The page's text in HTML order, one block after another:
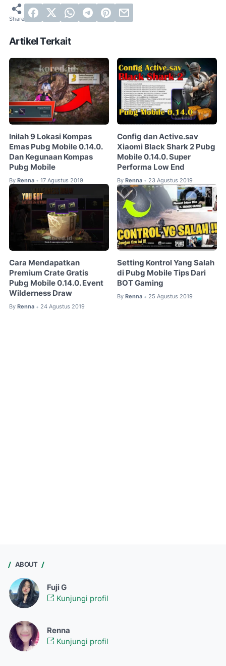
Artikel Terkait
Inilah 9 Lokasi Kompas
Emas Pubg Mobile 0.14.0.
Dan Kegunaan Kompas
Pubg Mobile
By Renna • 17 Agustus 2019
Config dan Active.sav
Xiaomi Black Shark 2 Pubg
Mobile 0.14.0. Super
Performa Low End
By Renna • 23 Agustus 2019
Cara Mendapatkan
Premium Crate Gratis
Pubg Mobile 0.14.0. Event
Wilderness Draw
By Renna • 24 Agustus 2019
Setting Kontrol Yang Salah
di Pubg Mobile Tips Dari
BOT Gaming
By Renna • 25 Agustus 2019
ABOUT
Fuji G
Kunjungi profil
Renna
Kunjungi profil